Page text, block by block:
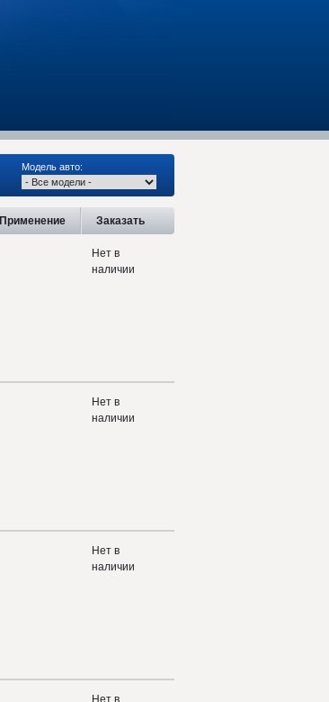
Модель авто:
Применение Заказать
Нет в
наличии
Нет в
наличии
Нет в
наличии
Нет в